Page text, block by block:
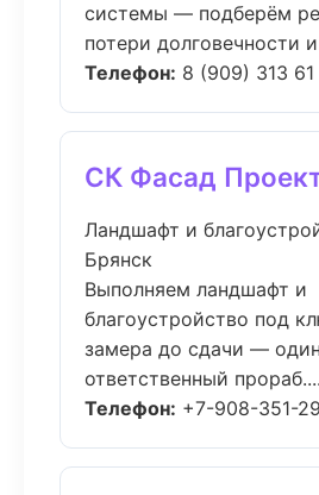
системы — подберём
потери долговечности
Телефон: 8 (909) 313 61
СК Фасад
Ландшафт и
Брянск
Выполняем ландшафт и
благоустройство под
замера до сдачи —
ответственный прораб....
Телефон: +7-908-351-